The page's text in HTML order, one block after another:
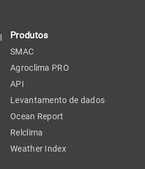
Produtos
SMAC
Agroclima PRO
API
Levantamento de dados
Ocean Report
Relclima
Weather Index